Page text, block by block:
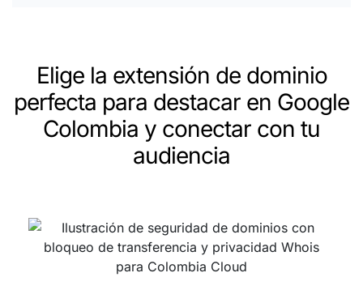
Elige la extensión de dominio
perfecta para destacar en Google
Colombia y conectar con tu
audiencia